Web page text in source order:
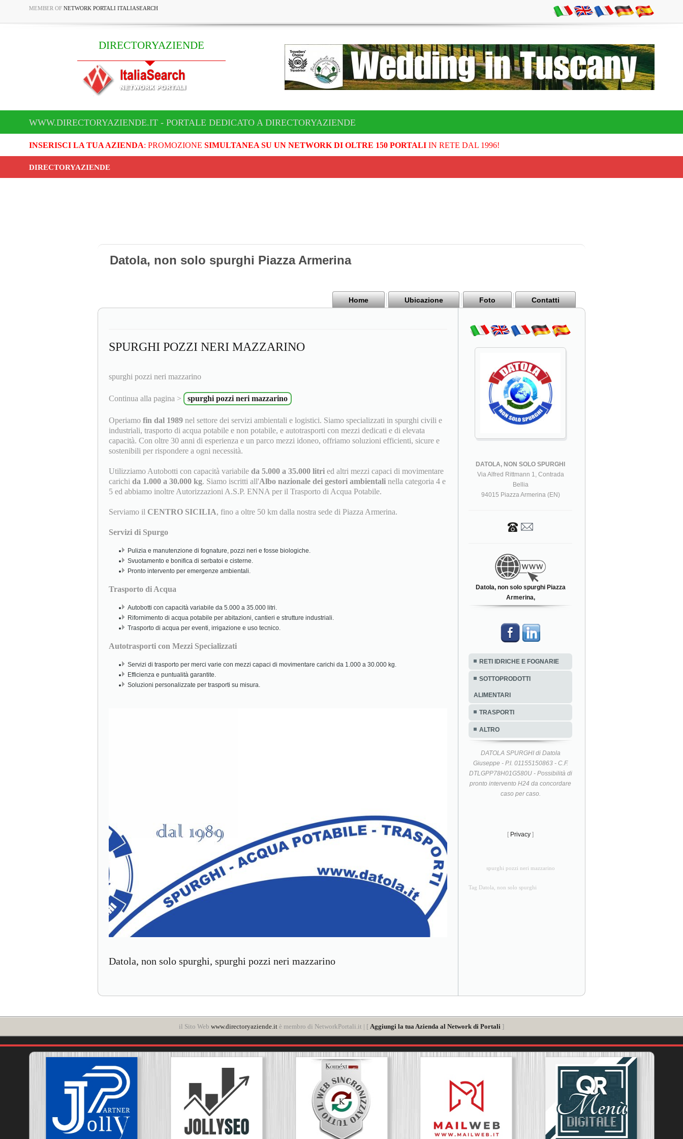
MEMBER OF NETWORK PORTALI ITALIASEARCH
DIRECTORYAZIENDE
WWW.DIRECTORYAZIENDE.IT - PORTALE DEDICATO A DIRECTORYAZIENDE
INSERISCI LA TUA AZIENDA: PROMOZIONE SIMULTANEA SU UN NETWORK DI OLTRE 150 PORTALIIN RETE DAL 1996!
DIRECTORYAZIENDE
Datola, non solo spurghi Piazza Armerina
Home Ubicazione Foto Contatti
SPURGHI POZZI NERI MAZZARINO
spurghi pozzi neri mazzarino
Continua alla pagina > spurghi pozzi neri mazzarino
Operiamo fin dal 1989 nel settore dei servizi ambientali e logistici. Siamo specializzati in spurghi civili e
industriali, trasporto di acqua potabile e non potabile, e autotrasporti con mezzi dedicati e di elevata
capacità. Con oltre 30 anni di esperienza e un parco mezzi idoneo, offriamo soluzioni efficienti, sicure e
sostenibili per rispondere a ogni necessità.
Utilizziamo Autobotti con capacità variabile da 5.000 a 35.000 litri ed altri mezzi capaci di movimentare
carichi da 1.000 a 30.000 kg. Siamo iscritti all'Albo nazionale dei gestori ambientali nella categoria 4 e
5 ed abbiamo inoltre Autorizzazioni A.S.P. ENNA per il Trasporto di Acqua Potabile.
Serviamo il CENTRO SICILIA, fino a oltre 50 km dalla nostra sede di Piazza Armerina.
Servizi di Spurgo
Pulizia e manutenzione di fognature, pozzi neri e fosse biologiche.
Svuotamento e bonifica di serbatoi e cisterne.
Pronto intervento per emergenze ambientali.
Trasporto di Acqua
Autobotti con capacità variabile da 5.000 a 35.000 litri.
Rifornimento di acqua potabile per abitazioni, cantieri e strutture industriali.
Trasporto di acqua per eventi, irrigazione e uso tecnico.
Autotrasporti con Mezzi Specializzati
Servizi di trasporto per merci varie con mezzi capaci di movimentare carichi da 1.000 a 30.000 kg.
Efficienza e puntualità garantite.
Soluzioni personalizzate per trasporti su misura.
Datola, non solo spurghi, spurghi pozzi neri mazzarino
DATOLA, NON SOLO SPURGHI
Via Alfred Rittmann 1, Contrada
Bellia
94015 Piazza Armerina (EN)
Datola, non solo spurghi Piazza
Armerina,
RETI IDRICHE E FOGNARIE
SOTTOPRODOTTI
ALIMENTARI
TRASPORTI
ALTRO
DATOLA SPURGHI di Datola
Giuseppe - P.I. 01155150863 - C.F.
DTLGPP78H01G580U - Possibilità di
pronto intervento H24 da concordare
caso per caso.
[ Privacy ]
spurghi pozzi neri mazzarino
Tag Datola, non solo spurghi
il Sito Web www.directoryaziende.it è membro di NetworkPortali.it | [ Aggiungi la tua Azienda al Network di Portali ]